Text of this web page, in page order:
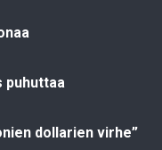
puhuttaa
dollarien virhe”